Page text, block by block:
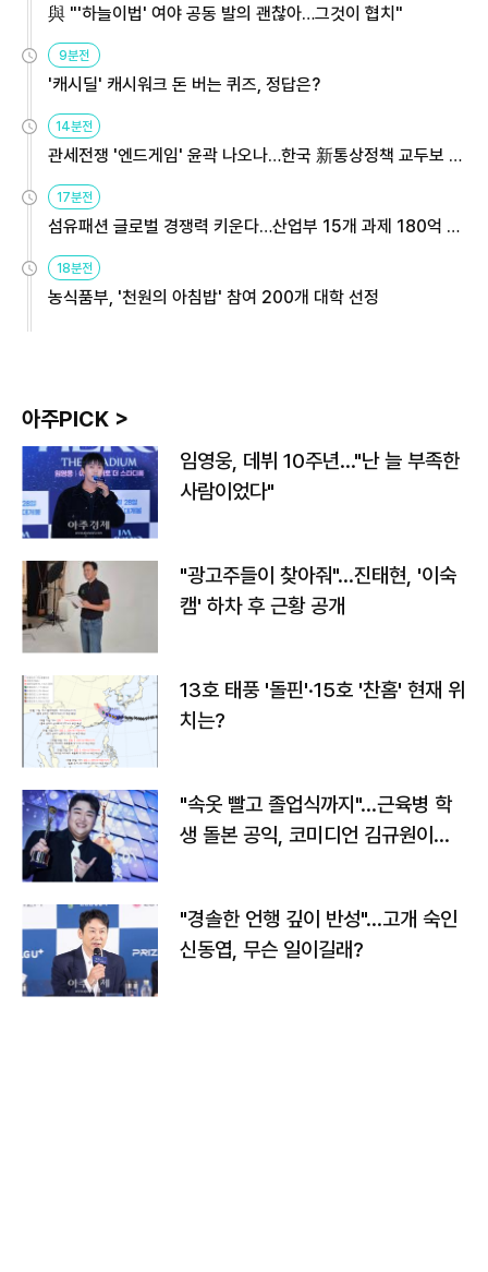
與 "'하늘이법' 여야 공동 발의 괜찮아…그것이 협치"
9분전
'캐시딜' 캐시워크 돈 버는 퀴즈, 정답은?
14분전
관세전쟁 '엔드게임' 윤곽 나오나…한국 新통상정책 교두보 활
용해야
17분전
섬유패션 글로벌 경쟁력 키운다…산업부 15개 과제 180억 지
원
18분전
농식품부, '천원의 아침밥' 참여 200개 대학 선정
아주PICK >
임영웅, 데뷔 10주년…"난 늘 부족한
사람이었다"
"광고주들이 찾아줘"…진태현, '이숙
캠' 하차 후 근황 공개
13호 태풍 '돌핀'·15호 '찬홈' 현재 위
치는?
"속옷 빨고 졸업식까지"…근육병 학
생 돌본 공익, 코미디언 김규원이었
"경솔한 언행 깊이 반성"…고개 숙인
신동엽, 무슨 일이길래?